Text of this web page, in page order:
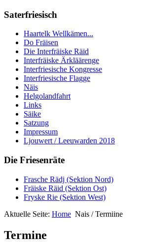
Saterfriesisch
Haartelk Wellkämen...
Do Fräisen
Die Interfräiske Räid
Interfräiske Ärkläärenge
Interfriesische Kongresse
Interfriesische Flagge
Näis
Helgolandfahrt
Links
Säike
Satzung
Impressum
Ljouwert / Leeuwarden 2018
Die Friesenräte
Frasche Rädj (Sektion Nord)
Fräiske Räid (Sektion Ost)
Fryske Rie (Sektion West)
Aktuelle Seite: Home Nais / Termiine
Termine